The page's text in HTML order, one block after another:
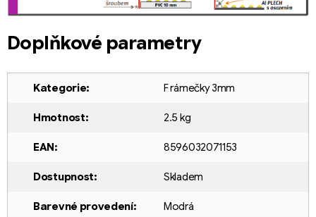
Doplňkové parametry
Kategorie: F rámečky 3mm
Hmotnost: 2.5 kg
EAN: 8596032071153
Dostupnost: Skladem
Barevné provedení: Modrá